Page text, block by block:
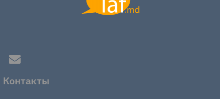
Контакты